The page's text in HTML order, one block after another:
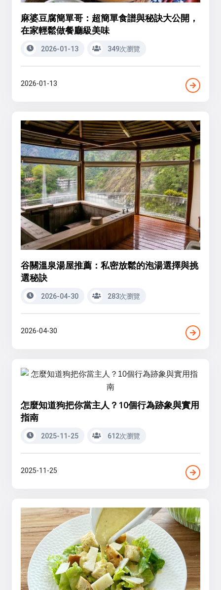
麻婆豆腐簡單哥：超簡單食譜與秘訣大公開，
在家輕鬆做餐廳級美味
2026-01-13 349次瀏覽
2026-01-13
谷關溫泉湯屋推薦：私密放鬆的泡湯選擇與挑
選秘訣
2026-04-30 283次瀏覽
2026-04-30
怎麼知道狗把你當主人？10個行為跡象與實用
指南
2025-11-25 612次瀏覽
2025-11-25